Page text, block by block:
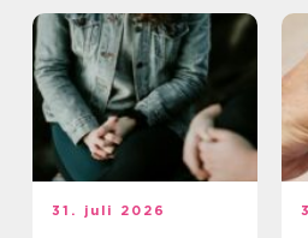
31. juli 2026